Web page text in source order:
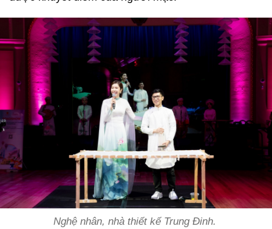
Nghệ nhân, nhà thiết kế Trung Đinh.